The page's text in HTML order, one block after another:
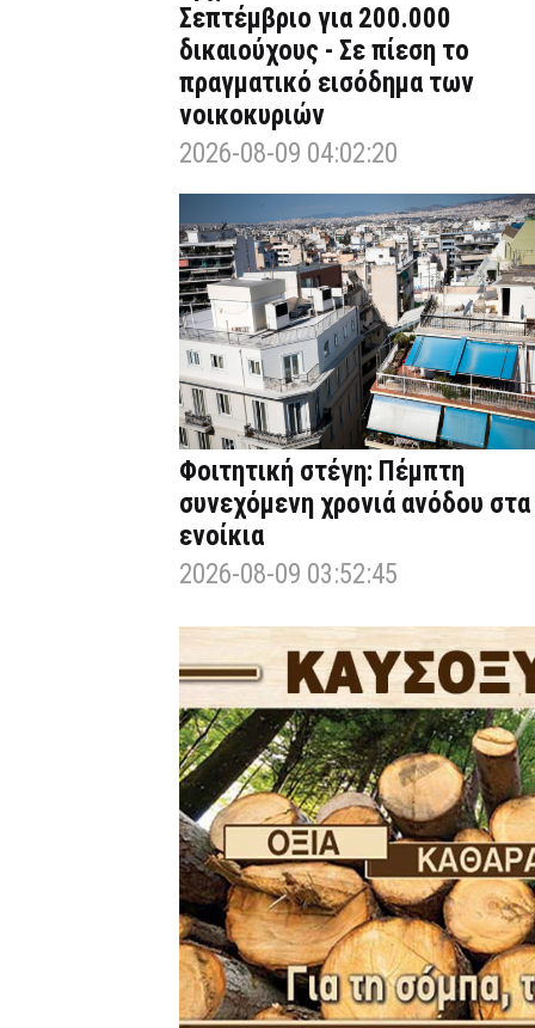
Σεπτέμβριο για 200.000
δικαιούχους - Σε πίεση το
πραγματικό εισόδημα των
νοικοκυριών
2026-08-09 04:02:20
Φοιτητική στέγη: Πέμπτη
συνεχόμενη χρονιά ανόδου στα
ενοίκια
2026-08-09 03:52:45